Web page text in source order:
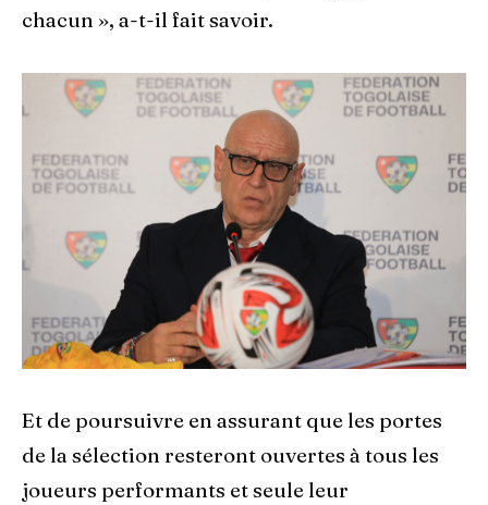
chacun », a-t-il fait savoir.
Et de poursuivre en assurant que les portes
de la sélection resteront ouvertes à tous les
joueurs performants et seule leur